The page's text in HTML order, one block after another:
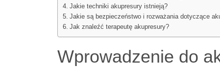
Jakie techniki akupresury istnieją?
Jakie są bezpieczeństwo i rozważania dotyczące
Jak znaleźć terapeutę akupresury?
Wprowadzenie do